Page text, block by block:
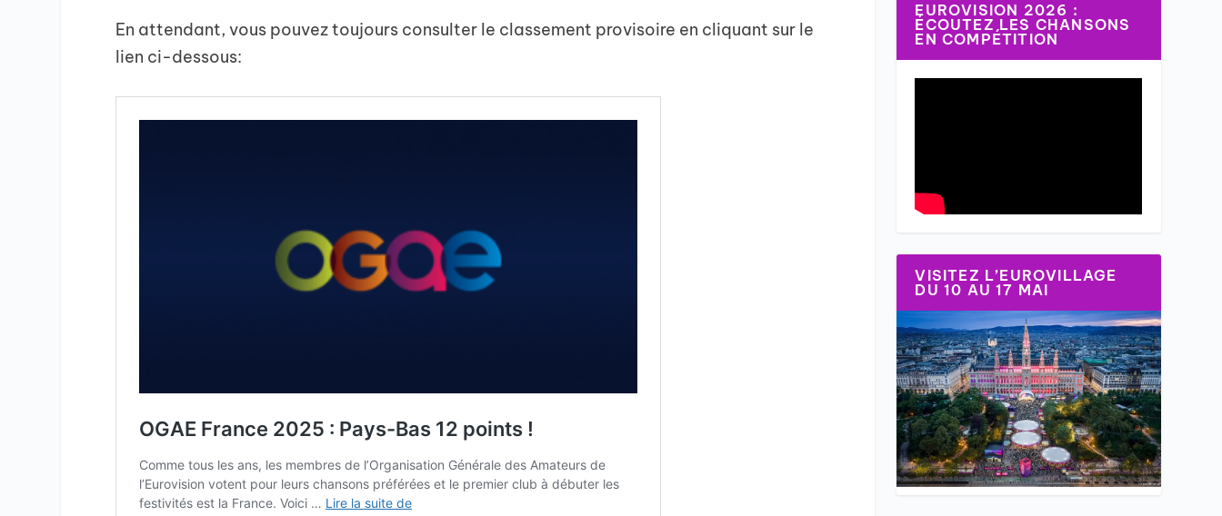
En attendant, vous pouvez toujours consulter le classement provisoire en cliquant sur le
lien ci-dessous:
EUROVISION 2026 :
ÉCOUTEZ LES CHANSONS
EN COMPÉTITION
VISITEZ L’EUROVILLAGE
DU 10 AU 17 MAI